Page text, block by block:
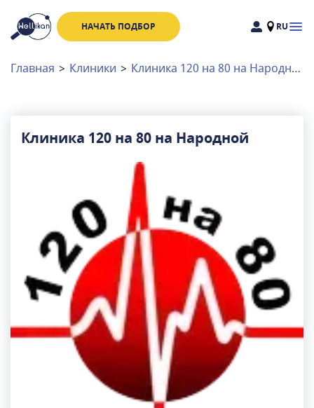
НАЧАТЬ ПОДБОР RU
Доктора
Клиники
Московская область
Связаться с нами
Главная > Клиники > Клиника 120 на 80 на Народной
Клиника 120 на 80 на Народной